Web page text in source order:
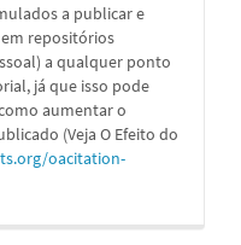
a publicar e
repositórios
a qualquer ponto
já que isso pode
aumentar o
(Veja O Efeito do
oacitation-